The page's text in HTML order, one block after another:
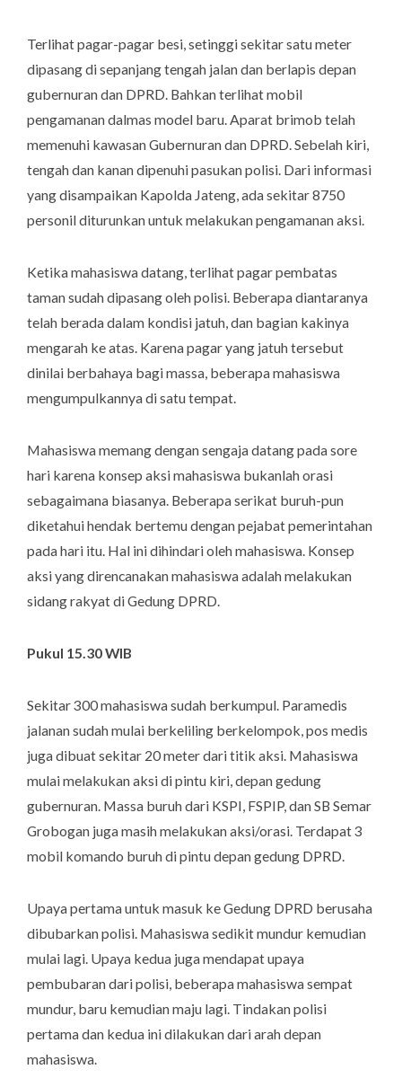
Terlihat pagar-pagar besi, setinggi sekitar satu meter
dipasang di sepanjang tengah jalan dan berlapis depan
gubernuran dan DPRD. Bahkan terlihat mobil
pengamanan dalmas model baru. Aparat brimob telah
memenuhi kawasan Gubernuran dan DPRD. Sebelah kiri,
tengah dan kanan dipenuhi pasukan polisi. Dari informasi
yang disampaikan Kapolda Jateng, ada sekitar 8750
personil diturunkan untuk melakukan pengamanan aksi.
Ketika mahasiswa datang, terlihat pagar pembatas
taman sudah dipasang oleh polisi. Beberapa diantaranya
telah berada dalam kondisi jatuh, dan bagian kakinya
mengarah ke atas. Karena pagar yang jatuh tersebut
dinilai berbahaya bagi massa, beberapa mahasiswa
mengumpulkannya di satu tempat.
Mahasiswa memang dengan sengaja datang pada sore
hari karena konsep aksi mahasiswa bukanlah orasi
sebagaimana biasanya. Beberapa serikat buruh-pun
diketahui hendak bertemu dengan pejabat pemerintahan
pada hari itu. Hal ini dihindari oleh mahasiswa. Konsep
aksi yang direncanakan mahasiswa adalah melakukan
sidang rakyat di Gedung DPRD.
Pukul 15.30 WIB
Sekitar 300 mahasiswa sudah berkumpul. Paramedis
jalanan sudah mulai berkeliling berkelompok, pos medis
juga dibuat sekitar 20 meter dari titik aksi. Mahasiswa
mulai melakukan aksi di pintu kiri, depan gedung
gubernuran. Massa buruh dari KSPI, FSPIP, dan SB Semar
Grobogan juga masih melakukan aksi/orasi. Terdapat 3
mobil komando buruh di pintu depan gedung DPRD.
Upaya pertama untuk masuk ke Gedung DPRD berusaha
dibubarkan polisi. Mahasiswa sedikit mundur kemudian
mulai lagi. Upaya kedua juga mendapat upaya
pembubaran dari polisi, beberapa mahasiswa sempat
mundur, baru kemudian maju lagi. Tindakan polisi
pertama dan kedua ini dilakukan dari arah depan
mahasiswa.